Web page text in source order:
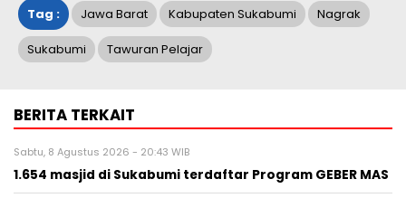
Tag : Jawa Barat Kabupaten Sukabumi Nagrak
Sukabumi Tawuran Pelajar
BERITA TERKAIT
Sabtu, 8 Agustus 2026 - 20:43 WIB
1.654 masjid di Sukabumi terdaftar Program GEBER MAS